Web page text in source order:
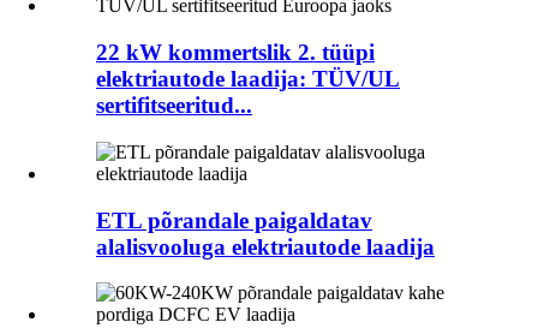
22 kW kommertslik 2. tüüpi
elektriautode laadija: TÜV/UL
sertifitseeritud...
ETL põrandale paigaldatav
alalisvooluga elektriautode laadija